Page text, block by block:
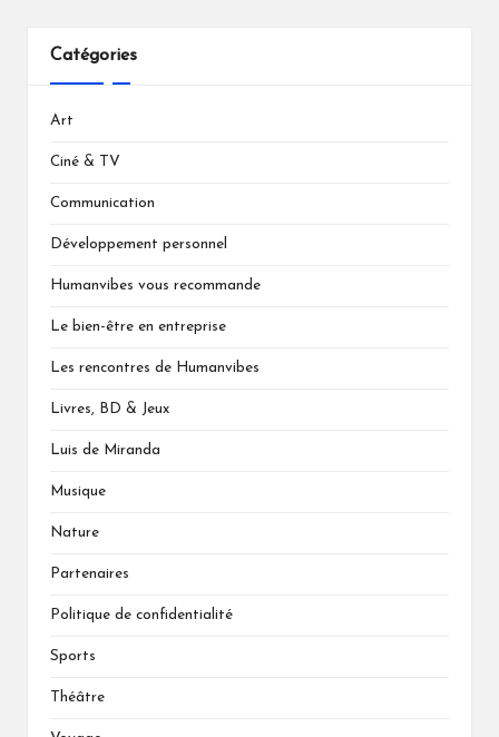
Catégories
Art
Ciné & TV
Communication
Développement personnel
Humanvibes vous recommande
Le bien-être en entreprise
Les rencontres de Humanvibes
Livres, BD & Jeux
Luis de Miranda
Musique
Nature
Partenaires
Politique de confidentialité
Sports
Théâtre